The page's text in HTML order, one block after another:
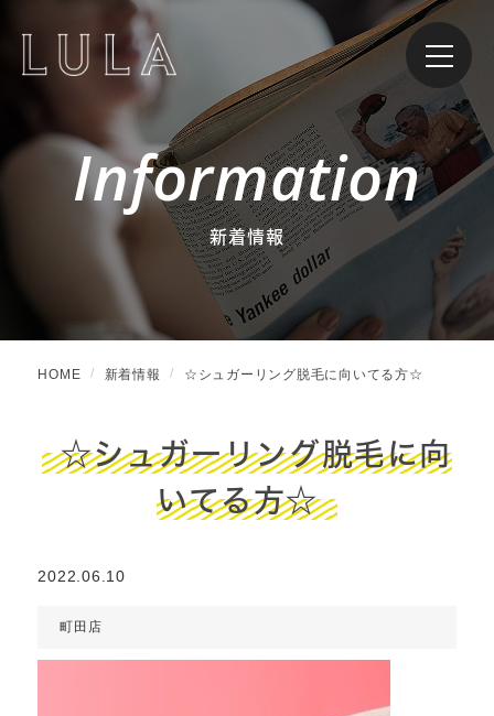
Information
新着情報
HOME 新着情報 ☆シュガーリング脱毛に向いてる方☆
☆シュガーリング脱毛に向
いてる方☆
2022.06.10
町田店